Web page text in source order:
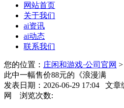
网站首页
关于我们
ai资讯
ai动态
联系我们
您的位置： 庄闲和游戏·公司官网 >
此中一幅售价88元的《浪漫满
发表日期：2026-06-29 17:04 文
网 浏览次数: